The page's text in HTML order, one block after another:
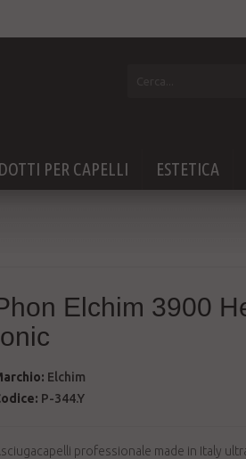
ESTETICA
PER CAPELLI
Elchim 3900
Elchim
P-344.Y
professionale made in Italy